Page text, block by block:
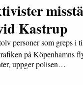
Kastrup
personer som greps i
på Köpenhamns
uppger polisen…